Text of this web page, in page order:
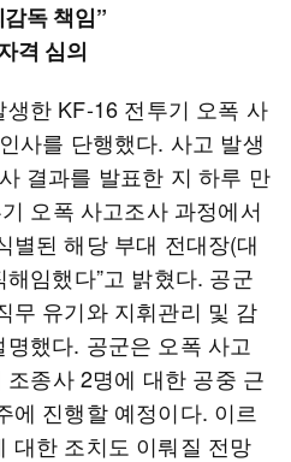
독 책임”
격 심의
한 KF-16 전투기 오폭 사
사를 단행했다. 사고 발생
결과를 발표한 지 하루 만
오폭 사고조사 과정에서
별된 해당 부대 전대장(대
임했다”고 밝혔다. 공군
무 유기와 지휘관리 및 감
했다. 공군은 오폭 사고
종사 2명에 대한 공중 근
에 진행할 예정이다. 이르
대한 조치도 이뤄질 전망